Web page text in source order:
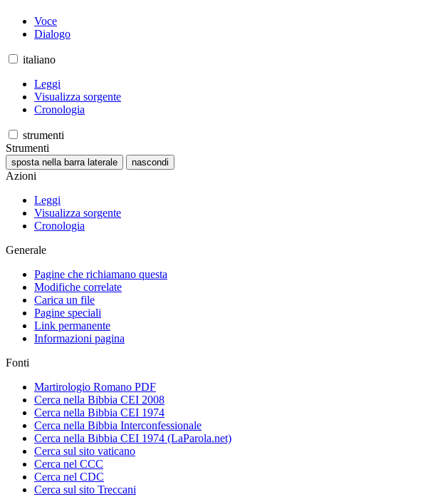
Voce
Dialogo
italiano
Leggi
Visualizza sorgente
Cronologia
strumenti
Strumenti
sposta nella barra laterale nascondi
Azioni
Leggi
Visualizza sorgente
Cronologia
Generale
Pagine che richiamano questa
Modifiche correlate
Carica un file
Pagine speciali
Link permanente
Informazioni pagina
Fonti
Martirologio Romano PDF
Cerca nella Bibbia CEI 2008
Cerca nella Bibbia CEI 1974
Cerca nella Bibbia Interconfessionale
Cerca nella Bibbia CEI 1974 (LaParola.net)
Cerca sul sito vaticano
Cerca nel CCC
Cerca nel CDC
Cerca sul sito Treccani